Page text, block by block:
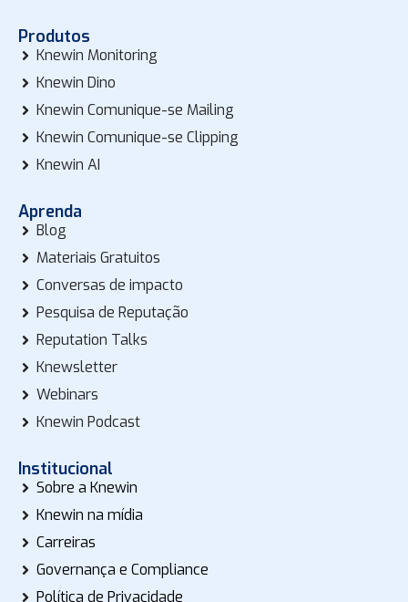
Produtos
Knewin Monitoring
Knewin Dino
Knewin Comunique-se Mailing
Knewin Comunique-se Clipping
Knewin AI
Aprenda
Blog
Materiais Gratuitos
Conversas de impacto
Pesquisa de Reputação
Reputation Talks
Knewsletter
Webinars
Knewin Podcast
Institucional
Sobre a Knewin
Knewin na mídia
Carreiras
Governança e Compliance
Política de Privacidade